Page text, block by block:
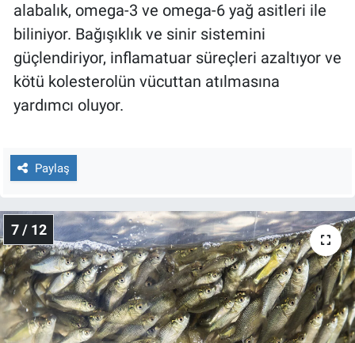
alabalık, omega-3 ve omega-6 yağ asitleri ile
biliniyor. Bağışıklık ve sinir sistemini
güçlendiriyor, inflamatuar süreçleri azaltıyor ve
kötü kolesterolün vücuttan atılmasına
yardımcı oluyor.
Paylaş
7 / 12